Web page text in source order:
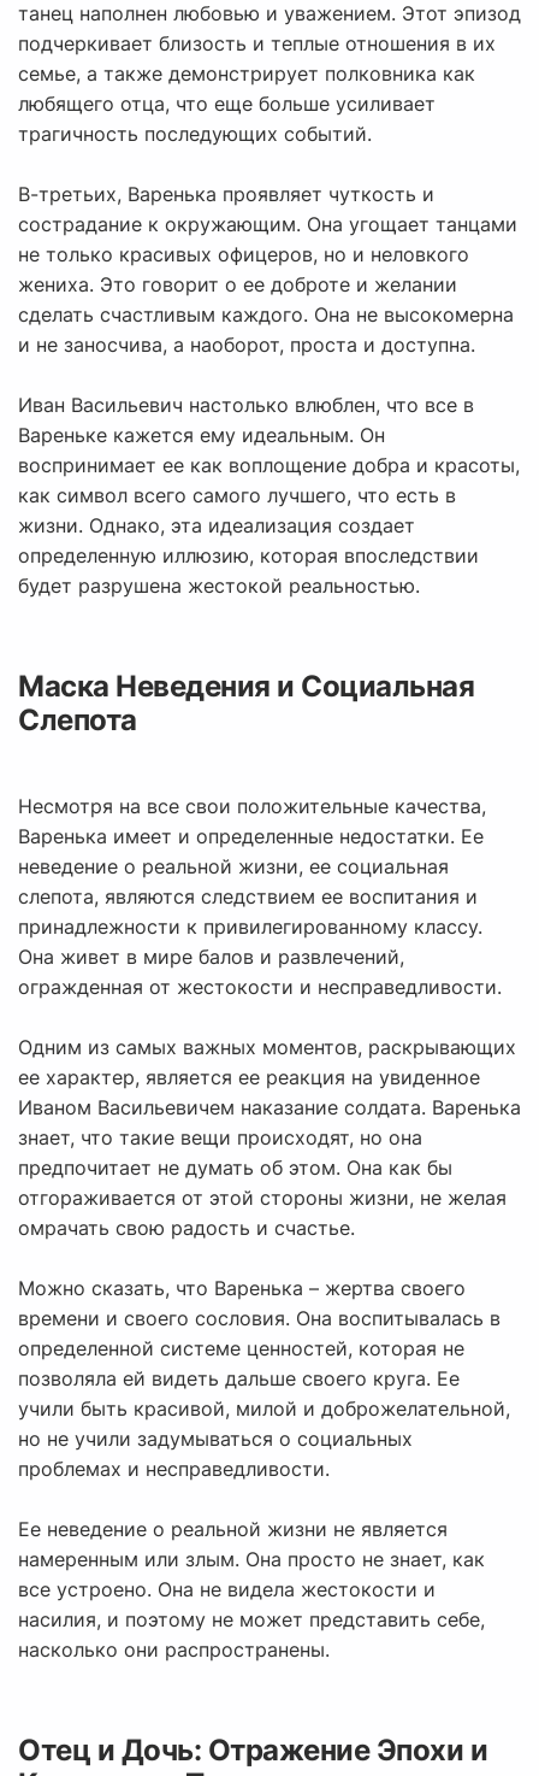
танец наполнен любовью и уважением. Этот эпизод
подчеркивает близость и теплые отношения в их
семье, а также демонстрирует полковника как
любящего отца, что еще больше усиливает
трагичность последующих событий.
В-третьих, Варенька проявляет чуткость и
сострадание к окружающим. Она угощает танцами
не только красивых офицеров, но и неловкого
жениха. Это говорит о ее доброте и желании
сделать счастливым каждого. Она не высокомерна
и не заносчива, а наоборот, проста и доступна.
Иван Васильевич настолько влюблен, что все в
Вареньке кажется ему идеальным. Он
воспринимает ее как воплощение добра и красоты,
как символ всего самого лучшего, что есть в
жизни. Однако, эта идеализация создает
определенную иллюзию, которая впоследствии
будет разрушена жестокой реальностью.
Маска Неведения и Социальная
Слепота
Несмотря на все свои положительные качества,
Варенька имеет и определенные недостатки. Ее
неведение о реальной жизни, ее социальная
слепота, являются следствием ее воспитания и
принадлежности к привилегированному классу.
Она живет в мире балов и развлечений,
огражденная от жестокости и несправедливости.
Одним из самых важных моментов, раскрывающих
ее характер, является ее реакция на увиденное
Иваном Васильевичем наказание солдата. Варенька
знает, что такие вещи происходят, но она
предпочитает не думать об этом. Она как бы
отгораживается от этой стороны жизни, не желая
омрачать свою радость и счастье.
Можно сказать, что Варенька – жертва своего
времени и своего сословия. Она воспитывалась в
определенной системе ценностей, которая не
позволяла ей видеть дальше своего круга. Ее
учили быть красивой, милой и доброжелательной,
но не учили задумываться о социальных
проблемах и несправедливости.
Ее неведение о реальной жизни не является
намеренным или злым. Она просто не знает, как
все устроено. Она не видела жестокости и
насилия, и поэтому не может представить себе,
насколько они распространены.
Отец и Дочь: Отражение Эпохи и